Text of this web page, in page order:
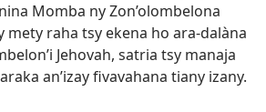
Momba ny Zon’olombelona
mety raha tsy ekena ho ara-dalàna
Jehovah, satria tsy manaja
an’izay fivavahana tiany izany.